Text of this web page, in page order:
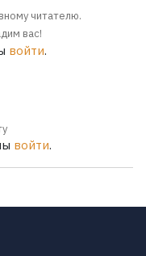
читателю.
вас!
войти.
войти.